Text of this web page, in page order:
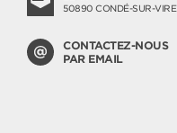
50890 CONDÉ-SUR-VIRE
CONTACTEZ-NOUS
PAR EMAIL